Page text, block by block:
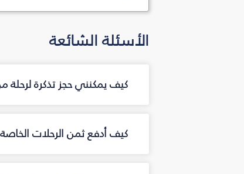
الأسئلة الشائعة
كيف يمكنني حجز تذكرة
كيف أدفع ثمن الرحلات